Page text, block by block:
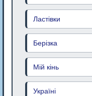
Ластівки
Берізка
Мій кінь
Україні